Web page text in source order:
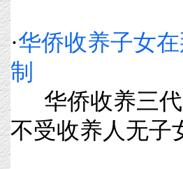
·华侨收养子女
制
华侨收养三代
不受收养人无子